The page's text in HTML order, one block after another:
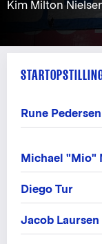
Kim Milton
Rune Pedersen
Michael "Mio"
Diego Tur
Jacob Laursen